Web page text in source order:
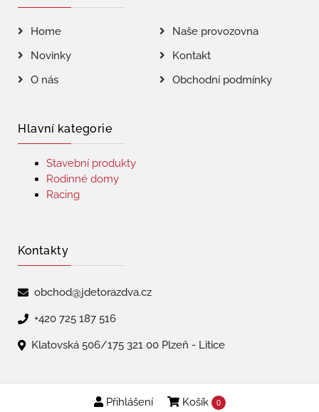
Přihlášení Košík 0
Home
Naše provozovna
Novinky
Kontakt
O nás
Obchodní podmínky
Hlavní kategorie
Stavební produkty
Rodinné domy
Racing
Kontakty
obchod@jdetorazdva.cz
+420 725 187 516
Klatovská 506/175 321 00 Plzeň - Litice
Copyright © 2026 | jdetorazdva